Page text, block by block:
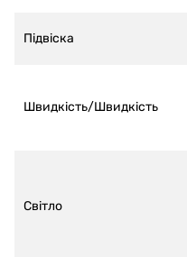
Підвіска
Швидкість/Швидкість
Світло